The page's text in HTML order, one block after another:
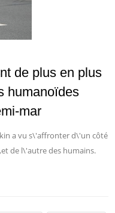
de plus en plus
humanoïdes
mar
a vu s\'affronter d\'un côté
de l\'autre des humains.